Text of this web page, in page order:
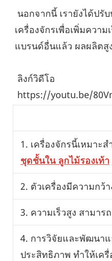
เครื่องจักรเพื่อเพิ่มความ
แบรนด์อื่นแล้ว ผลผลิตสู
ลิงก์วิดีโอ
https://youtu.be/
1. เครื่องจักรนี้เหมา
ชุดชั้นใน ลูกไม้รองเท้า
2. ตัวเครื่องมีความกว้า
3. ความเร็วสูง สามาร
4. การวิจัยและพัฒนา
ประสิทธิภาพ ทำให้เครื่